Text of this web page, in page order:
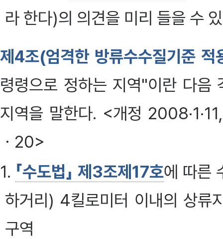
라 한다)의 의견을 미리 들을 수
제4조(엄격한 방류수수질기준 적
령령으로 정하는 지역"이란 다음
지역을 말한다. <개정
ㆍ20>
1. 「수도법」 제3조제17호에 따른
하거리) 4킬로미터 이내의 상류
구역